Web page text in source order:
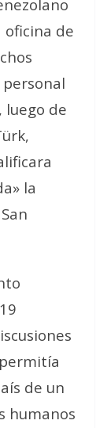
oficina de
personal
luego de
la
de un
humanos